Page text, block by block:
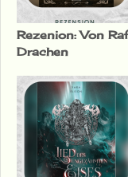
Rezenion: Von
Drachen